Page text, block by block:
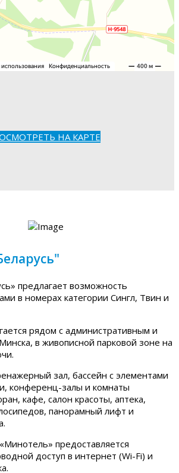
НА КАРТЕ
предлагает возможность
в номерах категории Сингл, Твин и
рядом с административным и
в живописной парковой зоне на
зал, бассейн с элементами
конференц-залы и комнаты
кафе, салон красоты, аптека,
панорамный лифт и
предоставляется
доступ в интернет (Wi-Fi) и